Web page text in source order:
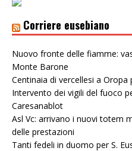
Corriere eusebiano
Nuovo fronte delle fiamme:
Monte Barone
Centinaia di vercellesi a
Intervento dei vigili del fuoco
Caresanablot
Asl Vc: arrivano i nuovi totem
delle prestazioni
Tanti fedeli in duomo per S.